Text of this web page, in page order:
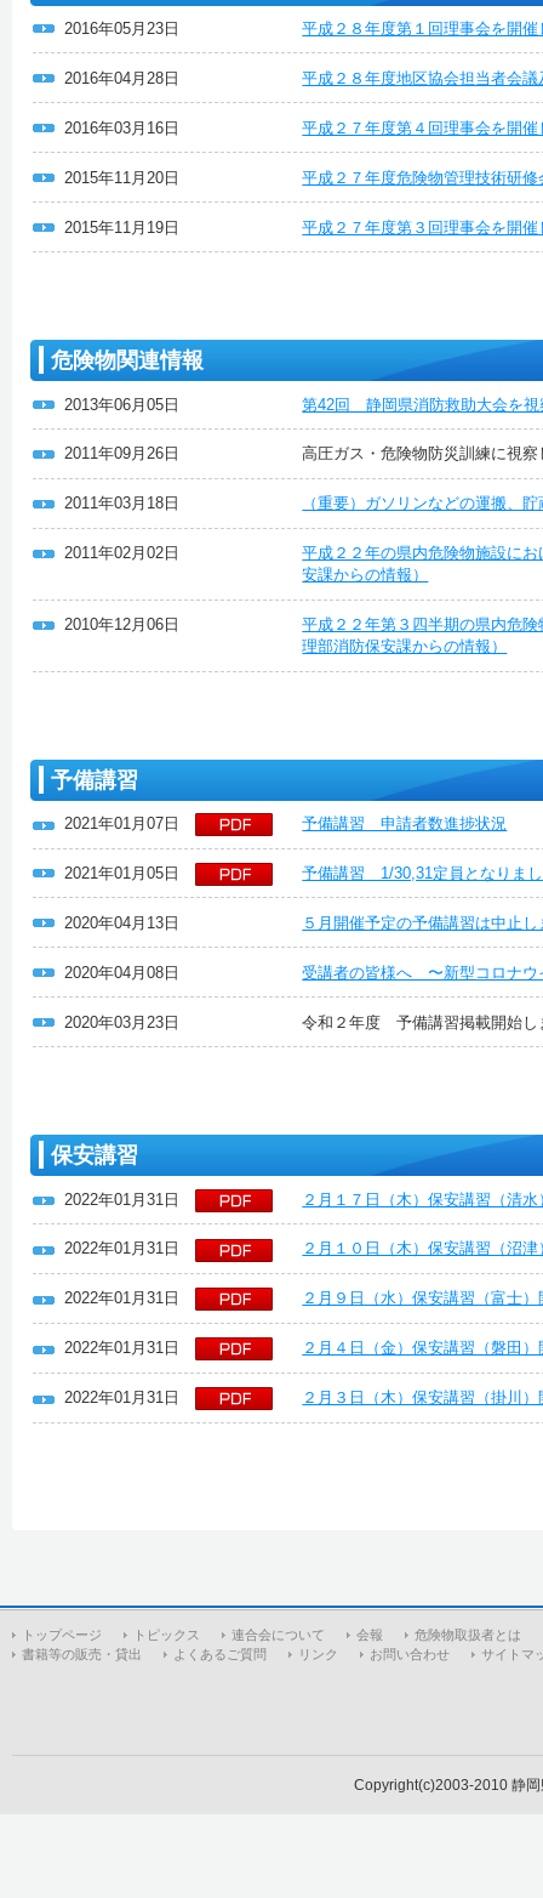
2016年05月23日 平成２８年度第１回理事会を開催
2016年04月28日 平成２８年度地区協会担当者会
2016年03月16日 平成２７年度第４回理事会を開催
2015年11月20日 平成２７年度危険物管理技術研
2015年11月19日 平成２７年度第３回理事会を開催
危険物関連情報
2013年06月05日 第42回 静岡県消防救助大会を視
2011年09月26日 高圧ガス・危険物防災訓練に視察
2011年03月18日 （重要）ガソリンなどの運搬、
2011年02月02日
平成２２年の県内危険物施設に
安課からの情報）
2010年12月06日
平成２２年第３四半期の県内危
理部消防保安課からの情報）
予備講習
2021年01月07日 予備講習 申請者数進捗状況
2021年01月05日 予備講習 1/30,31定員となりま
2020年04月13日 ５月開催予定の予備講習は中止し
2020年04月08日 受講者の皆様へ 〜新型コロナウ
2020年03月23日 令和２年度 予備講習掲載開始
保安講習
2022年01月31日 ２月１７日（木）保安講習（清
2022年01月31日 ２月１０日（木）保安講習（沼
2022年01月31日 ２月９日（水）保安講習（富士
2022年01月31日 ２月４日（金）保安講習（磐田
2022年01月31日 ２月３日（木）保安講習（掛川
トップページ トピックス 連合会について 会報
危険物取扱者とは
書籍等の販売・貸出
よくあるご質問 リンク お問い合わせ サイトマ
Copyright(c)2003-2010 静